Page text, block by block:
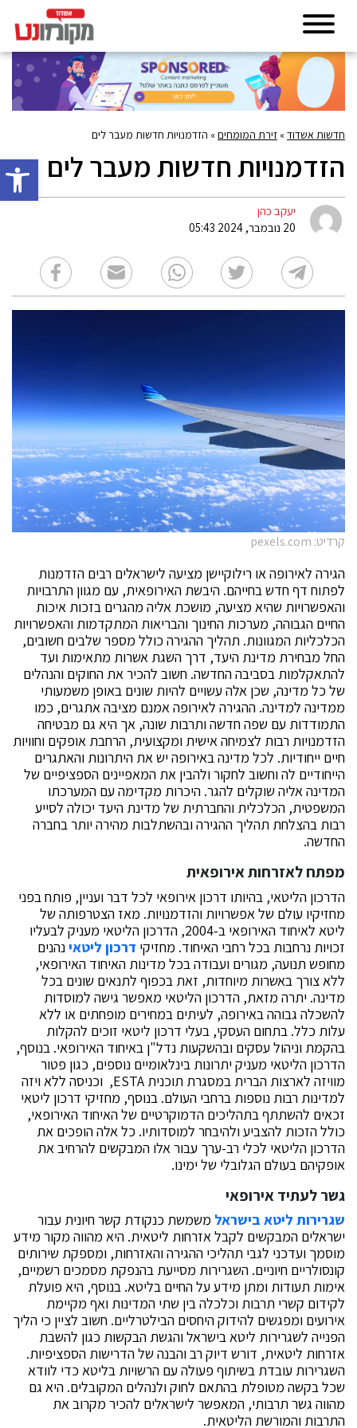
פתח
חדשות אשדוד» זירת המומחים» הזדמנויות חדשות מעבר לים
הזדמנויות חדשות מעבר לים
יעקב כהן
20 נובמבר, 2024 05:43
קרדיט: pexels.com
הגירה לאירופה או רילוקיישן מציעה לישראלים רבים הזדמנות
לפתוח דף חדש בחייהם. היבשת האירופאית, עם מגוון התרבויות
והאפשרויות שהיא מציעה, מושכת אליה מהגרים בזכות איכות
החיים הגבוהה, מערכות החינוך והבריאות המתקדמות והאפשרויות
הכלכליות המגוונות. תהליך ההגירה כולל מספר שלבים חשובים,
החל מבחירת מדינת היעד, דרך השגת אשרות מתאימות ועד
להתאקלמות בסביבה החדשה. חשוב להכיר את החוקים והנהלים
של כל מדינה, שכן אלה עשויים להיות שונים באופן משמעותי
ממדינה למדינה. ההגירה לאירופה אמנם מציבה אתגרים, כמו
התמודדות עם שפה חדשה ותרבות שונה, אך היא גם מבטיחה
הזדמנויות רבות לצמיחה אישית ומקצועית, הרחבת אופקים וחוויות
חיים ייחודיות. לכל מדינה באירופה יש את היתרונות והאתגרים
הייחודיים לה וחשוב לחקור ולהבין את המאפיינים הספציפיים של
המדינה אליה שוקלים להגר. היכרות מקדימה עם המערכתו
המשפטית, הכלכלית והחברתית של מדינת היעד יכולה לסייע
רבות בהצלחת תהליך ההגירה ובהשתלבות מהירה יותר בחברה
החדשה.
מפתח לאזרחות אירופאית
הדרכון הליטאי, בהיותו דרכון אירופאי לכל דבר ועניין, פותח בפני
מחזיקיו עולם של אפשרויות והזדמנויות. מאז הצטרפותה של
ליטא לאיחוד האירופאי ב-2004, הדרכון הליטאי מעניק לבעליו
זכויות נרחבות בכל רחבי האיחוד. מחזיקי דרכון ליטאינהנים
מחופש תנועה, מגורים ועבודה בכל מדינות האיחוד האירופאי,
ללא צורך באשרות מיוחדות, זאת בכפוף לתנאים שונים בכל
מדינה. יתרה מזאת, הדרכון הליטאי מאפשר גישה למוסדות
להשכלה גבוהה באירופה, לעיתים במחירים מופחתים או ללא
עלות כלל. בתחום העסקי, בעלי דרכון ליטאי זוכים להקלות
בהקמת וניהול עסקים ובהשקעות נדל"ן באיחוד האירופאי. בנוסף,
הדרכון הליטאי מעניק יתרונות בינלאומיים נוספים, כגון פטור
מוויזה לארצות הברית במסגרת תוכנית ESTA, וכניסה ללא ויזה
למדינות רבות נוספות ברחבי העולם. בנוסף, מחזיקי דרכון ליטאי
זכאים להשתתף בתהליכים הדמוקרטיים של האיחוד האירופאי,
כולל הזכות להצביע ולהיבחר למוסדותיו. כל אלה הופכים את
הדרכון הליטאי לכלי רב-ערך עבור אלו המבקשים להרחיב את
אופקיהם בעולם הגלובלי של ימינו.
גשר לעתיד אירופאי
שגרירות ליטא בישראלמשמשת כנקודת קשר חיונית עבור
ישראלים המבקשים לקבל אזרחות ליטאית. היא מהווה מקור מידע
מוסמך ועדכני לגבי תהליכי ההגירה והאזרחות, ומספקת שירותים
קונסולריים חיוניים. השגרירות מסייעת בהנפקת מסמכים רשמיים,
אימות תעודות ומתן מידע על החיים בליטא. בנוסף, היא פועלת
לקידום קשרי תרבות וכלכלה בין שתי המדינות ואף מקיימת
אירועים ומפגשים להידוק היחסים הבילטרליים. חשוב לציין כי הליך
הפנייה לשגרירות ליטא בישראל והגשת הבקשות כגון להשבת
אזרחות ליטאית, דורש דיוק רב והבנה של הדרישות הספציפיות.
השגרירות עובדת בשיתוף פעולה עם הרשויות בליטא כדי לוודא
שכל בקשה מטופלת בהתאם לחוק ולנהלים המקובלים. היא גם
מהווה גשר תרבותי, המאפשר לישראלים להכיר מקרוב את
התרבות והמורשת הליטאית.